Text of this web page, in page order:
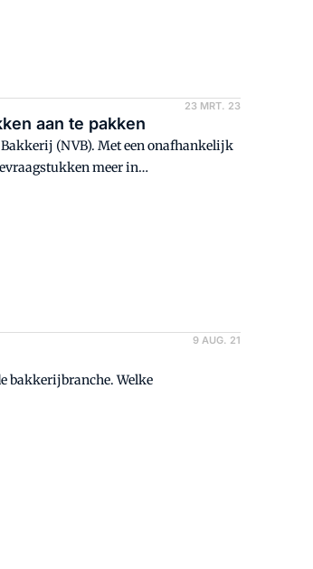
23 MRT. 23
aan te pakken
(NVB). Met een onafhankelijk
meer in
9 AUG. 21
bakkerijbranche. Welke